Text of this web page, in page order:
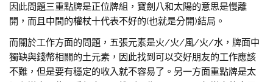
因此問題三重點牌是正位牌組，寶劍八和太陽的意思是慢離
開，而且中間的權杖十代表不好的(也就是分開)結局。
而關於工作方面的問題，五張元素是火/火/風/火/水，牌面中
獨缺與錢幣相關的土元素，因此找到可以交好朋友的工作應該
不難，但是要有穩定的收入就不容易了。另一方面重點牌是太